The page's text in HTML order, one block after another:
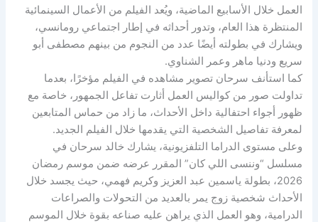
العمل خلال الأسابيع الماضية، ويُعد الفيلم من الأعمال السينمائية
المنتظرة هذا العام، وتدور أحداثه في إطار اجتماعي رومانسي،
ويشارك في بطولته أيضًا عدد من النجوم من بينهم مصطفى أبو
سريع ودنيا ماهر وعمر الشناوي.
كما استأنف سرحان تصوير مشاهده في الفيلم مؤخرًا، بعدما
تداولت صور من كواليس العمل أثارت تفاعل الجمهور، خاصة مع
ظهور أجواء احتفالية داخل الأحداث، ما زاد من حماس المتابعين
لمعرفة تفاصيل الشخصية التي يقدمها خلال الفيلم الجديد.
وعلى مستوى الدراما التلفزيونية، يشارك خالد سرحان في
مسلسل “وننسى اللي كان” المقرر عرضه ضمن موسم رمضان
2026، بطولة ياسمين عبد العزيز وكريم فهمي، حيث يجسد خلال
الأحداث شخصية زوج يمر بالعديد من التحولات والصراعات
الدرامية، وهو العمل الذي يراهن عليه صناعه بقوة خلال الموسم